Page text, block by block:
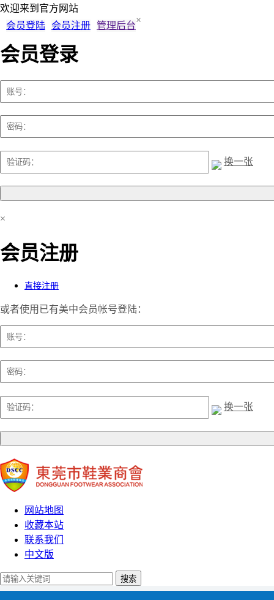
欢迎来到 官方网站
会员登陆
会员注册 管理后台
×
会员登录
换一张
×
会员注册
直接注册
或者使用已有美中会员帐号登陆：
换一张
网站地图
收藏本站
联系我们
中文版